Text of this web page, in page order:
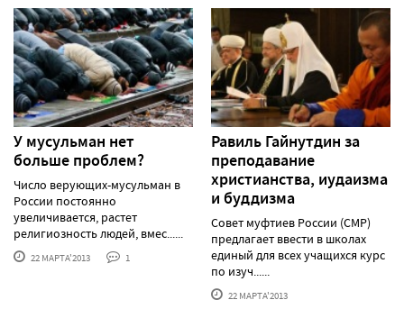
У мусульман нет
больше проблем?
Число верующих-мусульман в
России постоянно
увеличивается, растет
религиозность людей, вмес......
22 МАРТА'2013 1
Равиль Гайнутдин за
преподавание
христианства, иудаизма
и буддизма
Совет муфтиев России (СМР)
предлагает ввести в школах
единый для всех учащихся курс
по изуч......
22 МАРТА'2013